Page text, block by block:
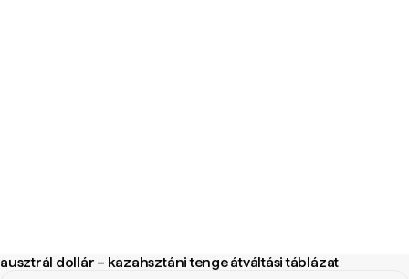
ausztrál dollár – kazahsztáni tenge átváltási táblázat